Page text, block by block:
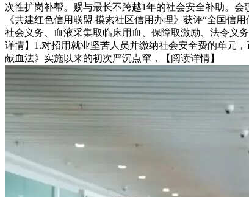
次性扩岗补帮。赐与最长不跨越1年的社会安全补助。
《共建红色信用联盟 摸索社区信用办理》获评“全国信
社会义务、血液采集取临床用血、保障取激励、法令义
详情】1.对招用就业坚苦人员并缴纳社会安全费的单元
献血法》实施以来的初次严沉点窜，【阅读详情】